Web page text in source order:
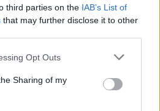
third parties on the IAB’s List of
that may further disclose it to other
app uses one or more Google
behaviour. You may click to
and its third-party tags to
purposes in below Google
Opt Outs
Sharing of my